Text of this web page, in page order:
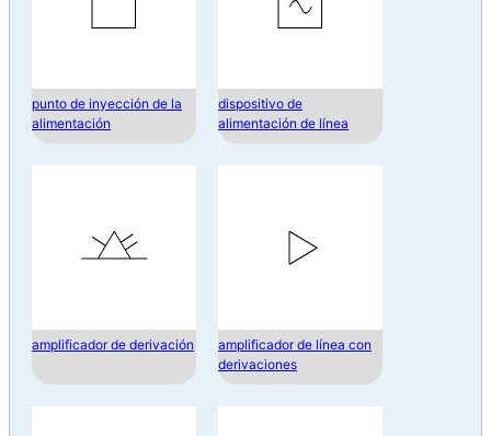
punto de inyección de la
alimentación
dispositivo de
alimentación de línea
amplificador de derivación
amplificador de línea con
derivaciones